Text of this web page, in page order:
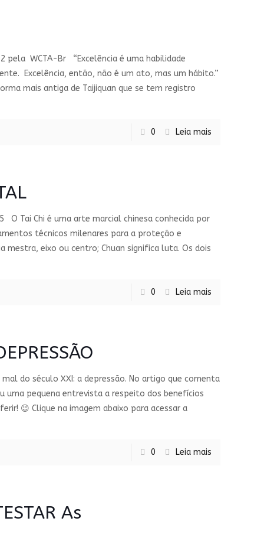
pela WCTA-Br “Excelência é uma habilidade
Excelência, então, não é um ato, mas um hábito.”
mais antiga de Taijiquan que se tem registro
0 Leia mais
Tai Chi é uma arte marcial chinesa conhecida por
técnicos milenares para a proteção e
mestra, eixo ou centro; Chuan significa luta. Os dois
0 Leia mais
do século XXI: a depressão. No artigo que comenta
uma pequena entrevista a respeito dos benefícios
😉 Clique na imagem abaixo para acessar a
0 Leia mais
As